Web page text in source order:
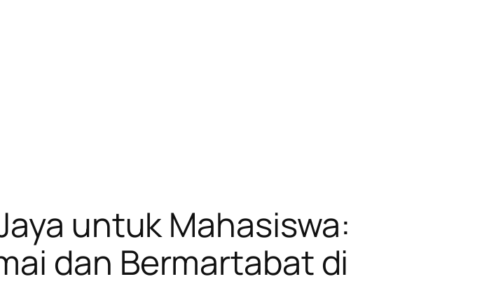
untuk Mahasiswa:
dan Bermartabat di